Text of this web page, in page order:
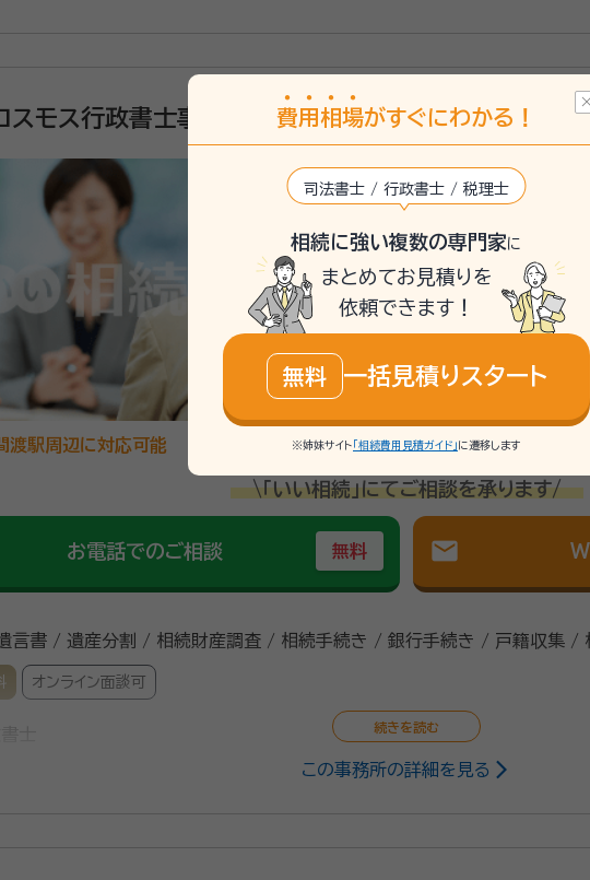
、国1バイパス広幡インターから 車で3分のところにあります。 おかげさまで
件以上の相続手続きをお任せいただき、 地域のみなさまのお役に立つことができています。
会社・遺品整理業者 解体工事会社・土地家屋調査士等の提携事業者と共に 相
になる方は２種類あります ①相続手続きを始める必要がある方 ②相続に備えたい方 どちらの方
さい。
岡県行政書士会
スモス行政書士事務所
渡駅周辺に対応可能
\「いい相続」にてご相談を承ります/
お電話でのご相談 無料 mail
言書 / 遺産分割 / 相続財産調査 / 相続手続き / 銀行手続き / 戸籍収集 /
オンライン面談可
この事務所の詳細を見る
費用 相場がすぐにわかる！
司法書士 / 行政書士 / 税理士
相続に強い複数の専門家に
まとめてお見積りを
依頼できます！
無料 一括見積りスタート
※姉妹サイト 「相続費用見積ガイド」 に遷移します